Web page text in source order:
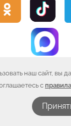
наш сайт, вы
с
на